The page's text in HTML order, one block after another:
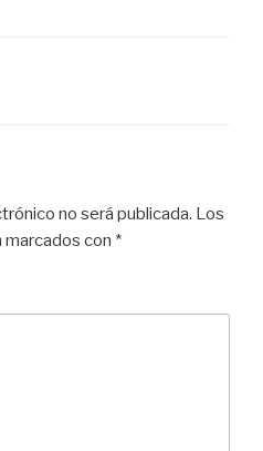
no será publicada. Los
con *